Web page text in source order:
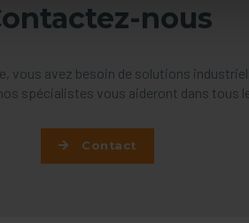
nous
avez besoin de solutions
spécialistes vous aideront dans tous
Contact